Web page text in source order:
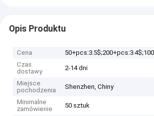
Opis Produktu
Cena
Czas
dostawy
2-14 dni
Miejsce
pochodzenia
Shenzhen, Chiny
Minimalne
zamówienie
50 sztuk